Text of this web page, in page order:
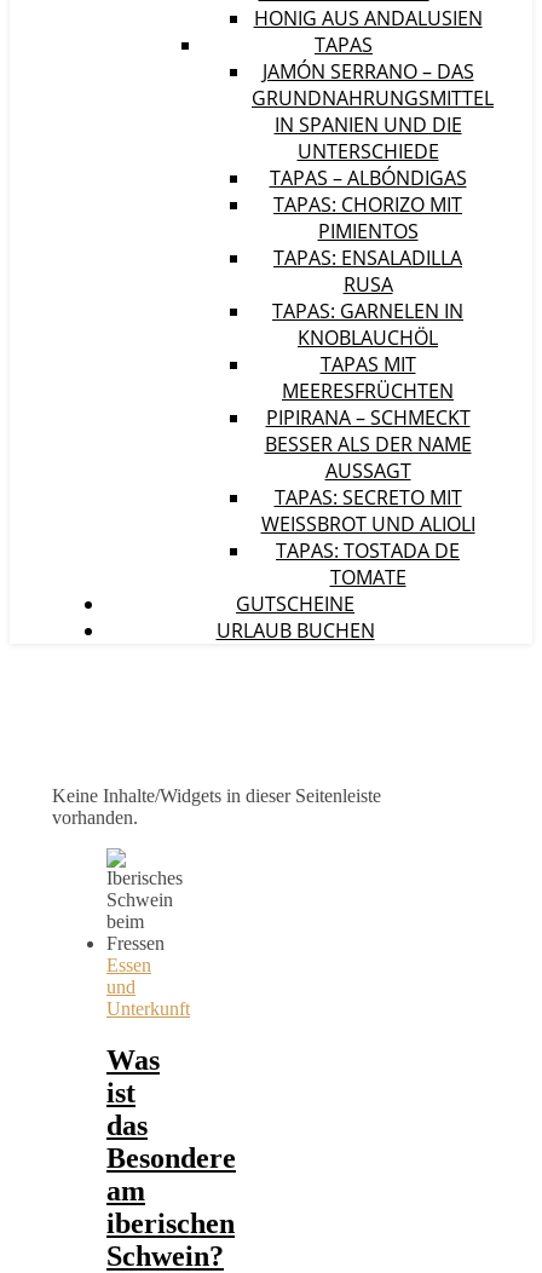
HONIG AUS ANDALUSIEN
TAPAS
JAMÓN SERRANO – DAS
GRUNDNAHRUNGSMITTEL
IN SPANIEN UND DIE
UNTERSCHIEDE
TAPAS – ALBÓNDIGAS
TAPAS: CHORIZO MIT
PIMIENTOS
TAPAS: ENSALADILLA
RUSA
TAPAS: GARNELEN IN
KNOBLAUCHÖL
TAPAS MIT
MEERESFRÜCHTEN
PIPIRANA – SCHMECKT
BESSER ALS DER NAME
AUSSAGT
TAPAS: SECRETO MIT
WEISSBROT UND ALIOLI
TAPAS: TOSTADA DE
TOMATE
GUTSCHEINE
URLAUB BUCHEN
Keine Inhalte/Widgets in dieser Seitenleiste
vorhanden.
Essen
und
Unterkunft
Was
ist
das
Besondere
am
iberischen
Schwein?